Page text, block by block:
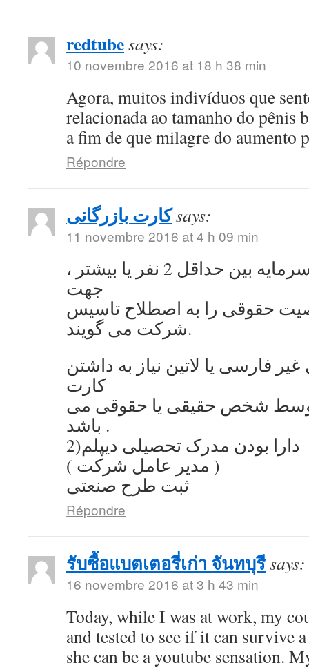
redtubesays:
10 novembre 2016 at 18 h 38 min
Agora, muitos indivíduos que
relacionada ao tamanho do pênis
a fim de que milagre do aumento
Répondre
کارت بازرگانیsays:
11 novembre 2016 at 4 h 09 min
به اشتراک گذاشتن سرمایه بین حداقل 2 نفر یا بیشتر ،
جهت
حقوقی را به اصطلاح تاسیس
شرکت می گویند.
فارسی یا لاتین نیاز به داشتن
کارت
توسط شخص حقیقی یا حقوقی می
باشد .
2)دارا بودن مدرک تحصیلی دیپلم
( مدیر عامل شرکت )
ثبت طرح صنعتی
Répondre
รับซื้อแบตเตอรี่เก่า จันทบุรีsays:
16 novembre 2016 at 3 h 43 min
Today, while I was at work, my
and tested to see if it can survive
she can be a youtube sensation.